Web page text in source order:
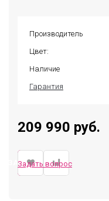
Производитель
Цвет:
Наличие
Гарантия
209 990 руб.
ЗАКАЗАТЬ
Задать вопрос